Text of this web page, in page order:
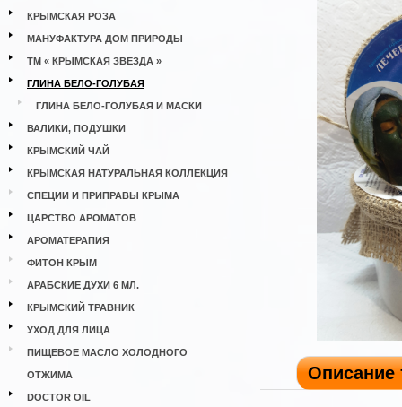
КРЫМСКАЯ РОЗА
МАНУФАКТУРА ДОМ ПРИРОДЫ
ТМ « КРЫМСКАЯ ЗВЕЗДА »
ГЛИНА БЕЛО-ГОЛУБАЯ
ГЛИНА БЕЛО-ГОЛУБАЯ И МАСКИ
ВАЛИКИ, ПОДУШКИ
КРЫМСКИЙ ЧАЙ
КРЫМСКАЯ НАТУРАЛЬНАЯ КОЛЛЕКЦИЯ
СПЕЦИИ И ПРИПРАВЫ КРЫМА
ЦАРСТВО АРОМАТОВ
АРОМАТЕРАПИЯ
ФИТОН КРЫМ
АРАБСКИЕ ДУХИ 6 МЛ.
КРЫМСКИЙ ТРАВНИК
УХОД ДЛЯ ЛИЦА
ПИЩЕВОЕ МАСЛО ХОЛОДНОГО
ОТЖИМА
DOCTOR OIL
Описание